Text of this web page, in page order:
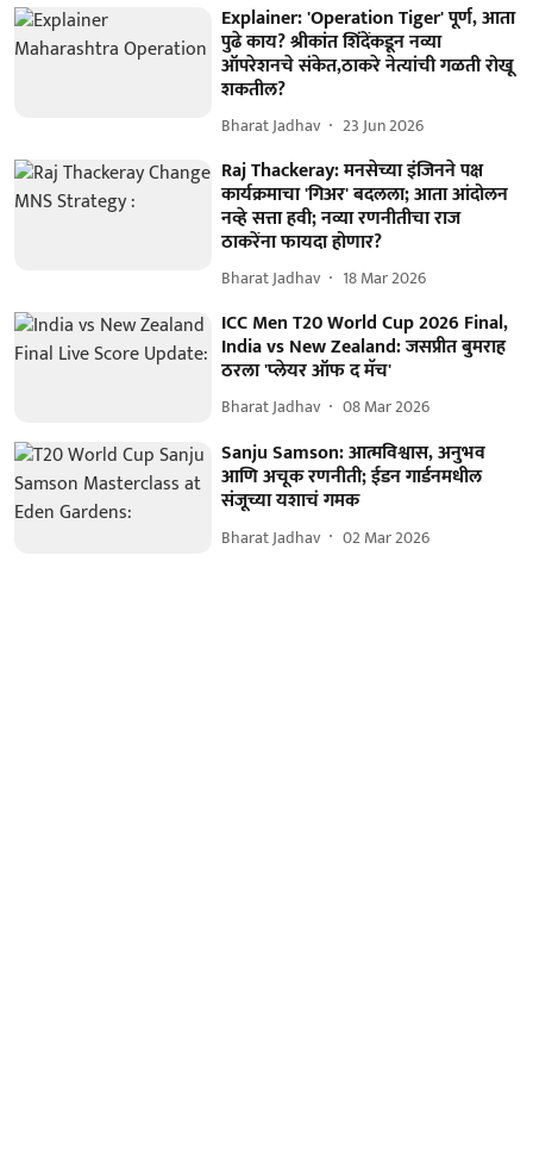
Explainer: 'Operation Tiger' पूर्ण, आता
पुढे काय? श्रीकांत शिंदेंकडून नव्या
ऑपरेशनचे संकेत,ठाकरे नेत्यांची गळती रोखू
शकतील?
Bharat Jadhav 23 Jun 2026
Raj Thackeray: मनसेच्या इंजिनने पक्ष
कार्यक्रमाचा 'गिअर' बदलला; आता आंदोलन
नव्हे सत्ता हवी; नव्या रणनीतीचा राज
ठाकरेंना फायदा होणार?
Bharat Jadhav 18 Mar 2026
ICC Men T20 World Cup 2026 Final,
India vs New Zealand: जसप्रीत बुमराह
ठरला 'प्‍लेयर ऑफ द मॅच'
Bharat Jadhav 08 Mar 2026
Sanju Samson: आत्मविश्वास, अनुभव
आणि अचूक रणनीती; ईडन गार्डनमधील
संजूच्या यशाचं गमक
Bharat Jadhav 02 Mar 2026